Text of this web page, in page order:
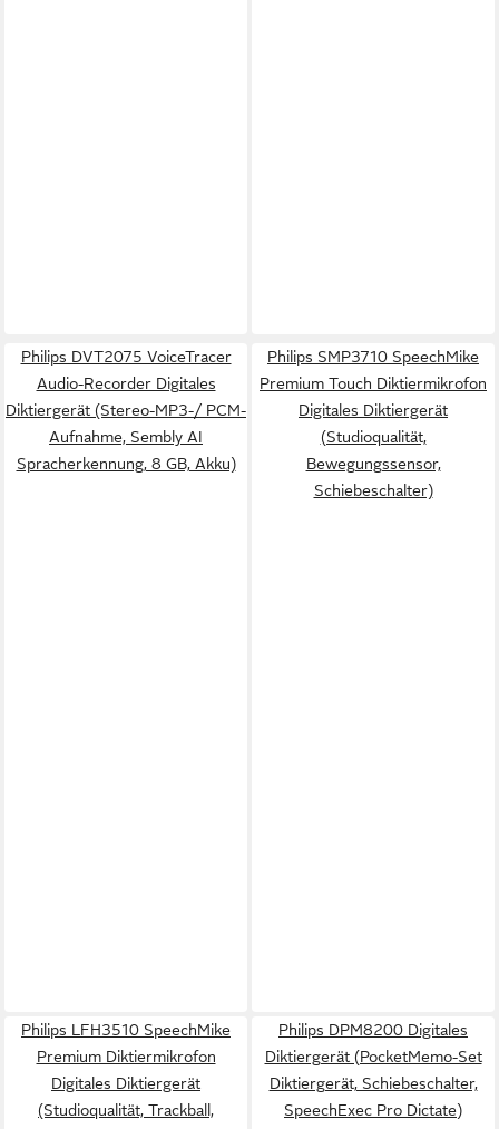
Philips DVT2075 VoiceTracer
Audio-Recorder Digitales
Diktiergerät (Stereo-MP3-/ PCM-
Aufnahme, Sembly AI
Spracherkennung, 8 GB, Akku)
Philips SMP3710 SpeechMike
Premium Touch Diktiermikrofon
Digitales Diktiergerät
(Studioqualität,
Bewegungssensor,
Schiebeschalter)
Philips LFH3510 SpeechMike
Premium Diktiermikrofon
Digitales Diktiergerät
(Studioqualität, Trackball,
Philips DPM8200 Digitales
Diktiergerät (PocketMemo-Set
Diktiergerät, Schiebeschalter,
SpeechExec Pro Dictate)